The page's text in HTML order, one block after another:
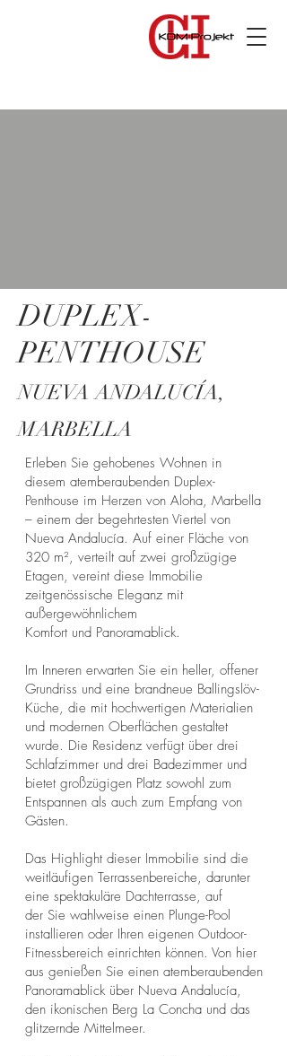
DUPLEX-
PENTHOUSE
NUEVA ANDALUCÍA,
MARBELLA
Erleben Sie gehobenes Wohnen in
diesem atemberaubenden Duplex-
Penthouse im Herzen von Aloha, Marbella
– einem der begehrtesten Viertel von
Nueva Andalucía. Auf einer Fläche von
320 m², verteilt auf zwei großzügige
Etagen, vereint diese Immobilie
zeitgenössische Eleganz mit
außergewöhnlichem
Komfort und Panoramablick.
Im Inneren erwarten Sie ein heller, offener
Grundriss und eine brandneue Ballingslöv-
Küche, die mit hochwertigen Materialien
und modernen Oberflächen gestaltet
wurde. Die Residenz verfügt über drei
Schlafzimmer und drei Badezimmer und
bietet großzügigen Platz sowohl zum
Entspannen als auch zum Empfang von
Gästen.
Das Highlight dieser Immobilie sind die
weitläufigen Terrassenbereiche, darunter
eine spektakuläre Dachterrasse, auf
der Sie wahlweise einen Plunge-Pool
installieren oder Ihren eigenen Outdoor-
Fitnessbereich einrichten können. Von hier
aus genießen Sie einen atemberaubenden
Panoramablick über Nueva Andalucía,
den ikonischen Berg La Concha und das
glitzernde Mittelmeer.